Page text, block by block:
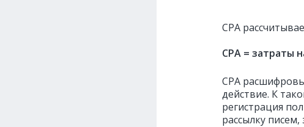
CPA
CPA = затраты
СРА
действие. К
регистрация
рассылку писем,